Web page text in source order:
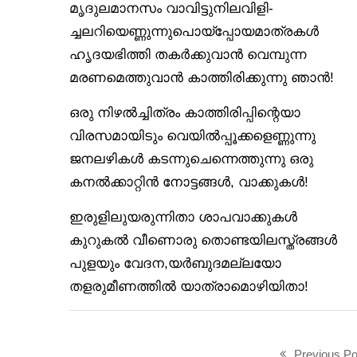
മൃദുലമാനസം വാവിട്ടുനിലവിളി-
ച്ചലറിയെണ്ണുന്നുപൊയ്‌പ്പോയമാത്രകള്‍
ഹൃദയഭിത്തി തകര്‍ക്കുവാന്‍ വെമ്പുന്ന
മരണമെത്തുവാന്‍ കാത്തിരിക്കുന്നു ഞാന്‍!
ഒരു നിഴല്‍ച്ചിത്രം കാത്തിരിപ്പിന്റെയാ
വിരസമായിടും വെയില്‍പ്പൂക്കളെണ്ണുന്നു
ജനലഴികള്‍ കടന്നുചെന്നെത്തുന്നു ഒരു
കനല്‍ക്കാറ്റിന്‍ നോട്ടങ്ങള്‍, വാക്കുകള്‍!
ഇരുളിലുയരുന്നിതാ ശാപവാക്കുകള്‍
കുറുകല്‍ വീണൊരു തൊണ്ടയിലസ്ത്രങ്ങള്‍
പുളയും വേദന,യര്‍ബുദമല്ലയോ
തളരുമീണത്തില്‍ യാത്രാമൊഴിയിതാ!
Previous